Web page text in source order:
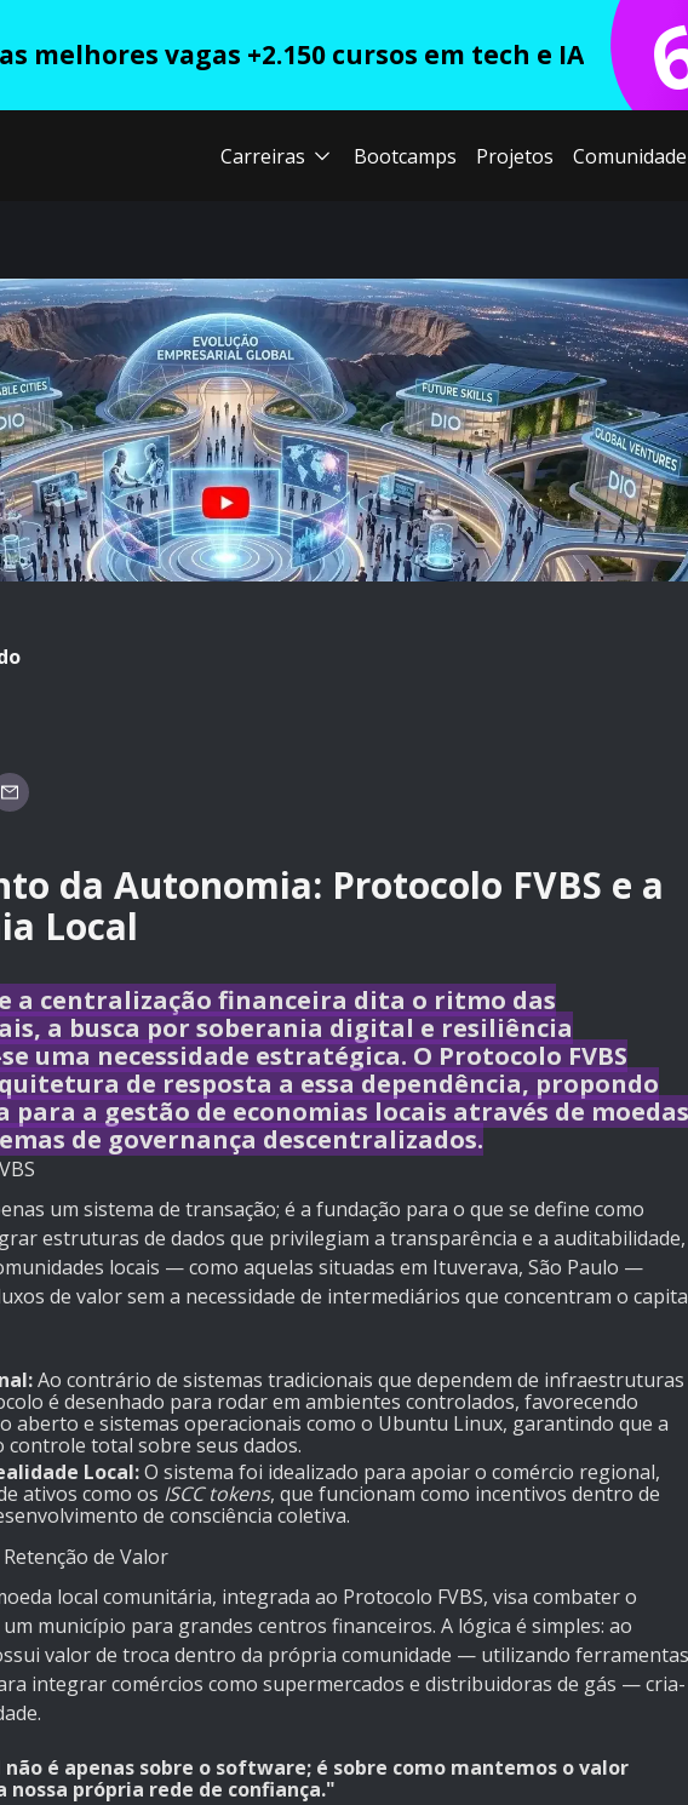
melhores vagas +2.150 cursos em tech e IA
Carreiras Bootcamps Projetos Comunidade
da Autonomia: Protocolo FVBS e a
Local
a centralização financeira dita o ritmo das
a busca por soberania digital e resiliência
uma necessidade estratégica. O Protocolo FVBS
de resposta a essa dependência, propondo
para a gestão de economias locais através de moedas
de governança descentralizados.
um sistema de transação; é a fundação para o que se define como
estruturas de dados que privilegiam a transparência e a auditabilidade,
locais — como aquelas situadas em Ituverava, São Paulo —
de valor sem a necessidade de intermediários que concentram o
Ao contrário de sistemas tradicionais que dependem de infraestruturas
é desenhado para rodar em ambientes controlados, favorecendo
aberto e sistemas operacionais como o Ubuntu Linux, garantindo que a
controle total sobre seus dados.
Local:O sistema foi idealizado para apoiar o comércio regional,
ativos como os ISCC tokens, que funcionam como incentivos dentro de
de consciência coletiva.
de Valor
local comunitária, integrada ao Protocolo FVBS, visa combater o
município para grandes centros financeiros. A lógica é simples: ao
valor de troca dentro da própria comunidade — utilizando ferramentas
integrar comércios como supermercados e distribuidoras de gás — cria-
é apenas sobre o software; é sobre como mantemos o valor
nossa própria rede de confiança."